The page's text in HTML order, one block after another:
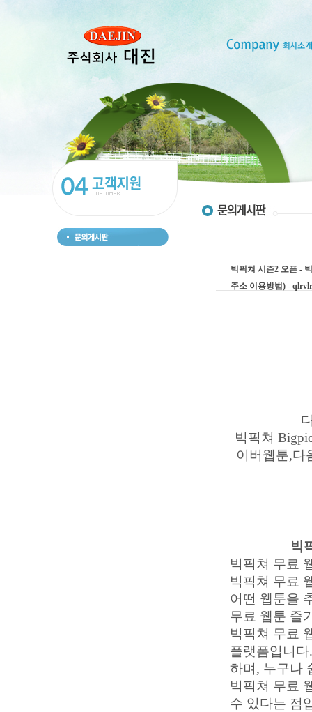
빅픽쳐 시즌2 오픈 -
주소 이용방법) -
빅픽쳐
이버웹툰,다
빅
빅픽쳐 무료
빅픽쳐 무료
어떤 웹툰을
무료 웹툰 즐
빅픽쳐 무료
플랫폼입니
하며, 누구나
빅픽쳐 무료
수 있다는 점